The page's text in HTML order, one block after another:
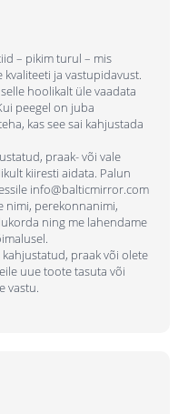
– pikim turul – mis
ja vastupidavust.
hoolikalt üle vaadata
peegel on juba
kas see sai kahjustada
praak- või vale
kiiresti aidata. Palun
info@balticmirror.com
nimi, perekonnanimi,
ning me lahendame
praak või olete
uue toote tasuta või
vastu.